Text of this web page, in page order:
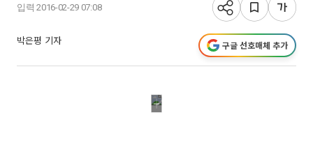
입력 2016-02-29 07:08
박은평 기자 구글 선호매체 추가